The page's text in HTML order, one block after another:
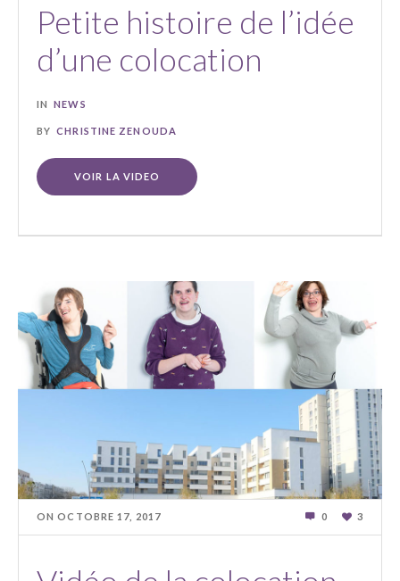
Petite histoire de l’idée
d’une colocation
IN NEWS
BY CHRISTINE ZENOUDA
VOIR LA VIDEO
ONOCTOBRE 17 2017 0 3